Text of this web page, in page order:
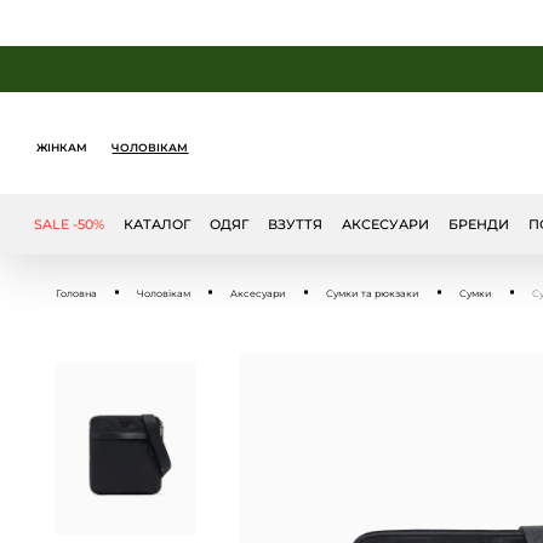
ЖІНКАМ ЧОЛОВІКАМ
SALE -50% БРЕНДИ
КАТАЛОГ ОДЯГ ВЗУТТЯ АКСЕСУАРИ
Головна Чоловікам Аксесуари Сумки та рюкзаки Сумки